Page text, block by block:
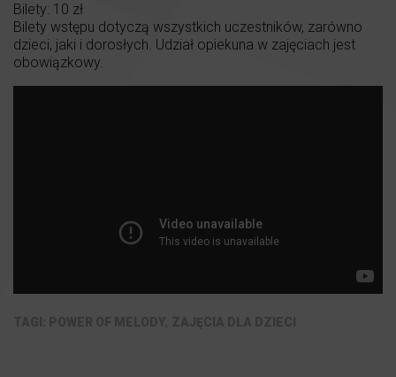
Bilety: 10 zł
Bilety wstępu dotyczą wszystkich uczestników, zarówno
dzieci, jaki i dorosłych. Udział opiekuna w zajęciach jest
obowiązkowy.